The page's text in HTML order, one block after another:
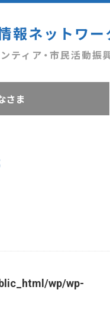
報ネットワー
ティア・市民活動振
さま
wp/wp-